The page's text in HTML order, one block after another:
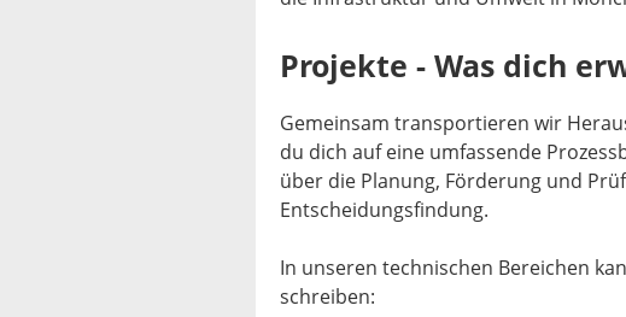
Projekte - Was dich
Gemeinsam transportieren wir
du dich auf eine umfassende
über die Planung, Förderung und
Entscheidungsfindung.
In unseren technischen Bereichen
schreiben: